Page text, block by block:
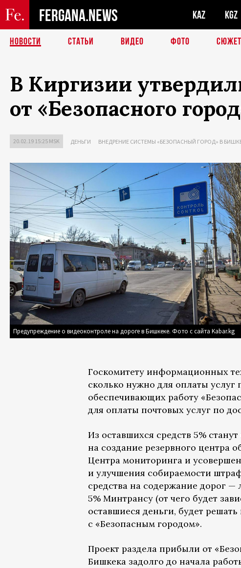
FERGANA.NEWS KAZ KGZ
НОВОСТИ СТАТЬИ ВИДЕО ФОТО
В Киргизии
от «Безопасного
20.02.19 15:25 MSK ДЕНЬГИ ВНЕДРЕНИЕ СИСТЕМЫ «БЕЗОПАСНЫЙ ГОРОД» В
Предупреждение о видеоконтроле на дороге в Бишкеке. Фото с сайта Kabar.kg
Госкомитету информационных
сколько нужно для оплаты услуг
обеспечивающих работу
для оплаты почтовых услуг по
Из оставшихся средств 5%
на создание резервного центра
Центра мониторинга и
и улучшения собираемости
средства на содержание дорог —
5% Минтрансу (от чего будет
оставшиеся деньги, будет
с «Безопасным городом».
Проект раздела прибыли от
Бишкека задолго до начала